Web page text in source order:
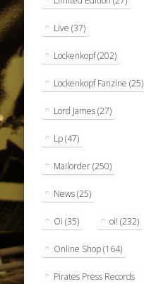
Live (37)
Lockenkopf(202)
Lockenkopf Fanzine (25)
Lord James(27)
Lp(47)
Mailorder(250)
News(25)
Oi (35) oi! (232)
Online Shop(164)
Pirates Press Records